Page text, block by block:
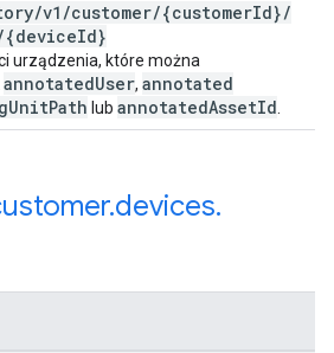
/v1 /customer/{customerId}/
{deviceId}
urządzenia, które można
annotatedUser, annotated
UnitPath lub annotatedAssetId
.devices.